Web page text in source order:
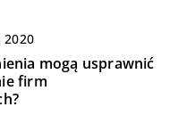
2020
mogą usprawnić
firm